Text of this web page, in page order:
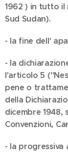
1962 ) in tutto il
Sud Sudan).
- la fine dell'
- la
l'articolo 5
pene o
della
dicembre 1948,
Convenzioni,
- la progressiva